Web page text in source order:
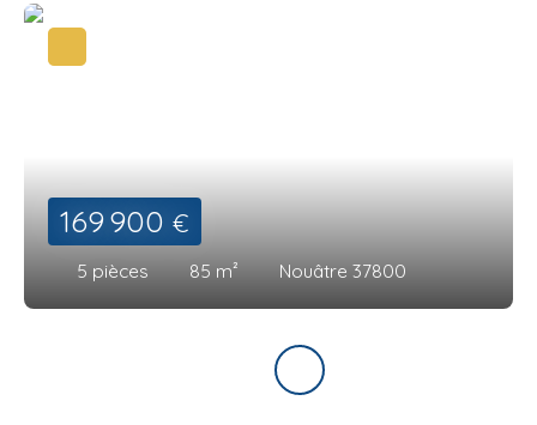
169 900 €
5 pièces 85 m² Nouâtre 37800